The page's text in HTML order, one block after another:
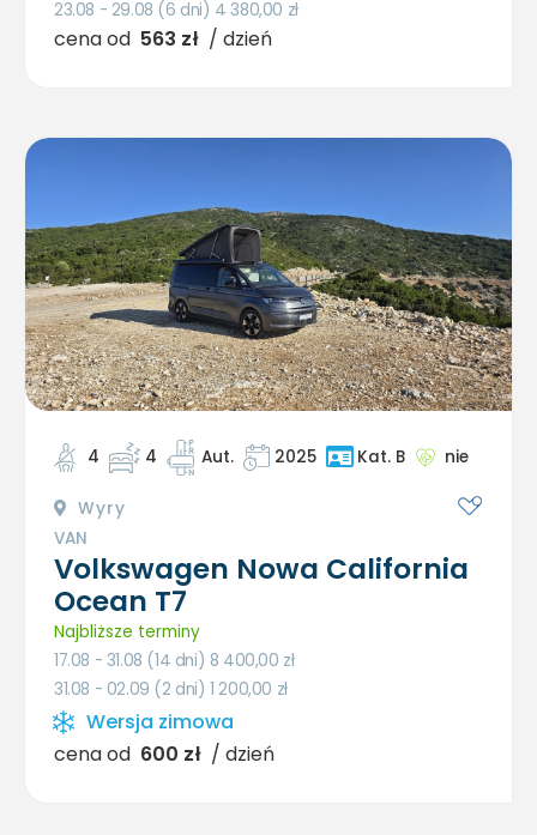
23.08 - 29.08 (6 dni) 4 380,00 zł
cena od 563 zł / dzień
4 4 Aut. 2025 Kat. B nie
Wyry
VAN
Volkswagen Nowa California
Ocean T7
Najbliższe terminy
17.08 - 31.08 (14 dni) 8 400,00 zł
31.08 - 02.09 (2 dni) 1 200,00 zł
Wersja zimowa
cena od 600 zł / dzień